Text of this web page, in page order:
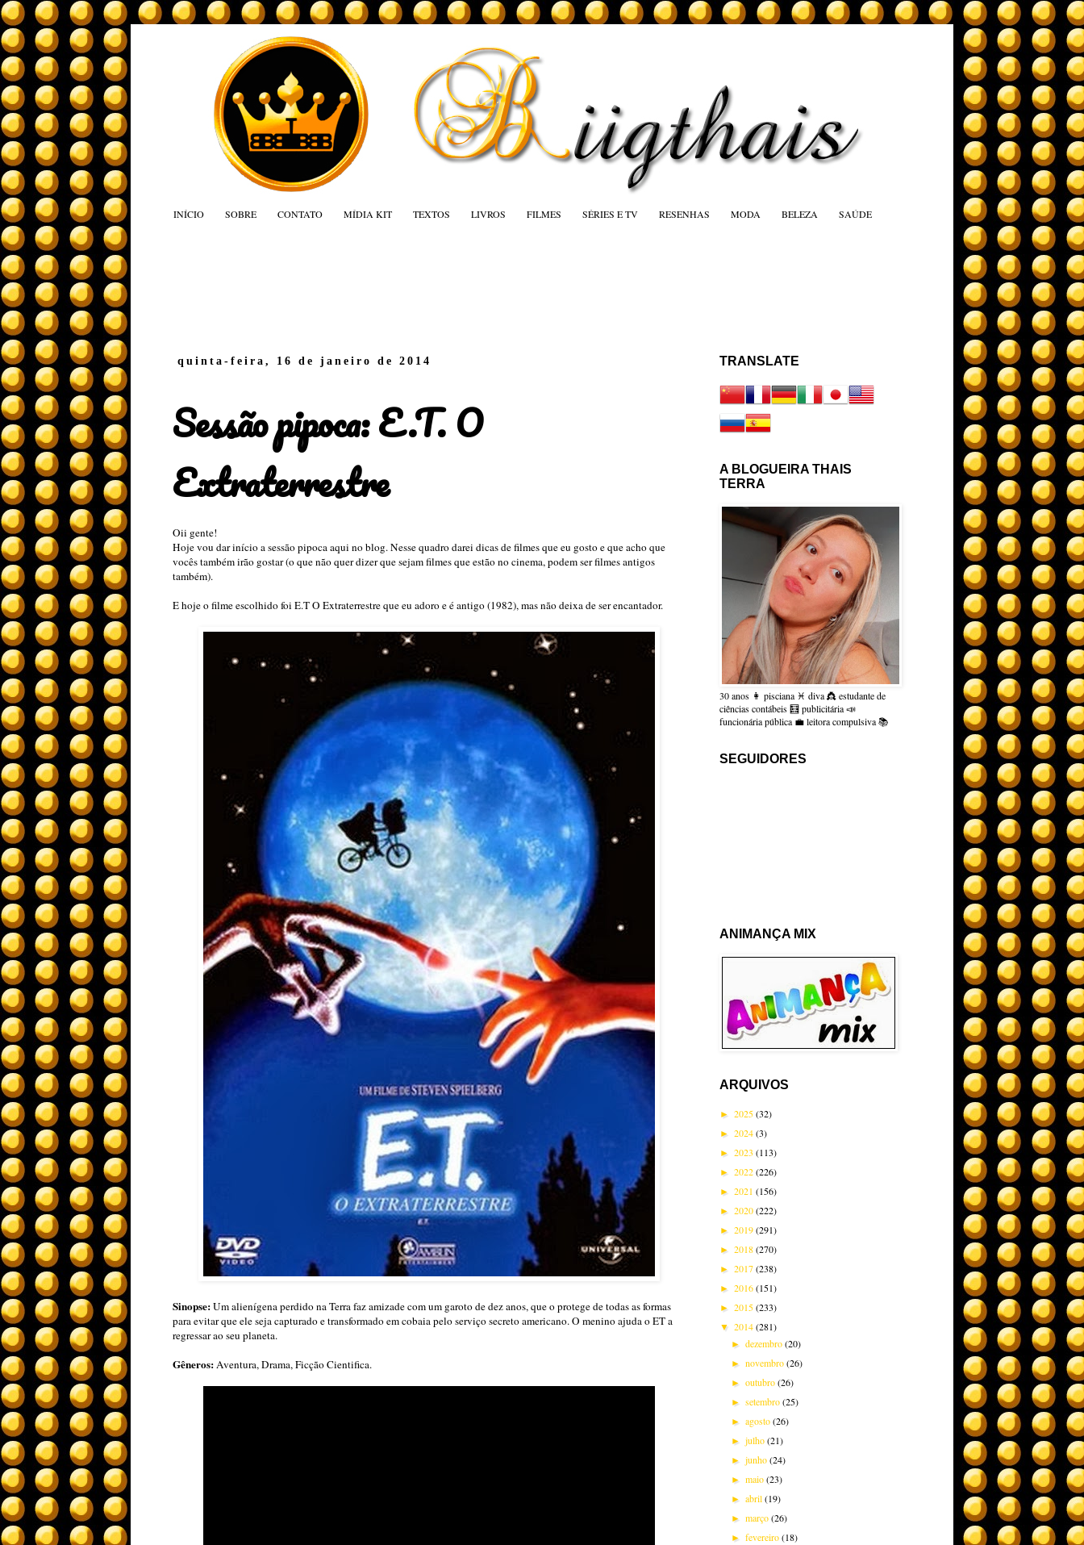
INÍCIO SOBRE CONTATO MÍDIA KIT TEXTOS LIVROS FILMES SÉRIES E TV RESENHAS MODA BELEZA SAÚDE
quinta-feira, 16 de janeiro de 2014
Sessão pipoca: E.T. O
Extraterrestre
Oii gente!
Hoje vou dar início a sessão pipoca aqui no blog. Nesse quadro darei dicas de filmes que eu gosto e que acho que
vocês também irão gostar (o que não quer dizer que sejam filmes que estão no cinema, podem ser filmes antigos
também).
E hoje o filme escolhido foi E.T O Extraterrestre que eu adoro e é antigo (1982), mas não deixa de ser encantador.
Sinopse:Um alienígena perdido na Terra faz amizade com um garoto de dez anos, que o protege de todas as formas
para evitar que ele seja capturado e transformado em cobaia pelo serviço secreto americano. O menino ajuda o ET a
regressar ao seu planeta.
Gêneros:Aventura, Drama, Ficção Cientifica.
TRANSLATE
A BLOGUEIRA THAIS
TERRA
30 anos 👩 pisciana ♓ diva 👸 estudante de
ciências contábeis 🧮 publicitária 📣
funcionária pública 💼 leitora compulsiva 📚
SEGUIDORES
ANIMANÇA MIX
ARQUIVOS
► 2025(32)
► 2024(3)
► 2023 (113)
► 2022(226)
► 2021 (156)
► 2020(222)
► 2019(291)
► 2018(270)
► 2017(238)
► 2016(151)
► 2015(233)
▼ 2014(281)
►dezembro(20)
►novembro(26)
►outubro(26)
►setembro(25)
►agosto(26)
►julho(21)
►junho(24)
►maio(23)
►abril(19)
►março(26)
►fevereiro(18)